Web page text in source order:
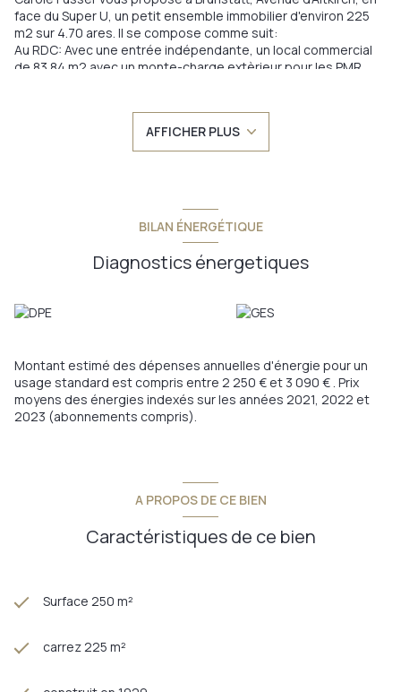
face du Super U, un petit ensemble immobilier d'environ 225
m2 sur 4.70 ares. Il se compose comme suit:
Au RDC: Avec une entrée indépendante, un local commercial
de 83.84 m2 avec un monte-charge extèrieur pour les PMR.
Au deuxième étage: un appartement 3 pièces de 40 m2
habitables et un duplex de 20 m2 habitables.
2808.85 € avec des locataires fixes. Le chauffage est central
Pour de plus amples informations merci de me contacter au
0686848656 carole.fusser@provimo.fr
sont disponibles sur le site géorisques:
www.georisques.gouv.fr
AFFICHER PLUS
BILAN ÉNERGÉTIQUE
Diagnostics énergetiques
Montant estimé des dépenses annuelles d'énergie pour un
usage standard est compris entre 2 250 € et 3 090 € . Prix
moyens des énergies indexés sur les années 2021, 2022 et
2023 (abonnements compris).
A PROPOS DE CE BIEN
Caractéristiques de ce bien
Surface 250 m²
carrez 225 m²